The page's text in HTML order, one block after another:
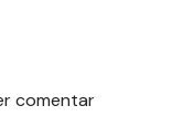
comentar